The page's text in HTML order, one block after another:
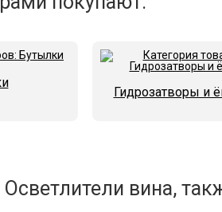
Гидрозатворы и
Осветлители вина,